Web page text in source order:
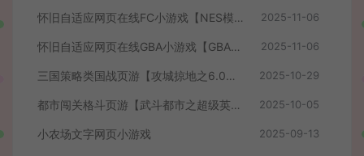
怀旧自适应网页在线FC小游戏【NES模拟器】最新整理WIN系服务端+Linux手工服务端+管理后台+支持手柄+存档 2025-11-06
怀旧自适应网页在线GBA小游戏【GBA模拟器】最新整理WIN系服务端+Linux手工服务端+管理后台+支持手柄+存档 2025-11-06
三国策略类国战页游【攻城掠地之6.0东吴大帝版】最新整理WIN系服务端+管理后台+详细外网教程 2025-10-29
都市闯关格斗页游【武斗都市之超级英雄】最新整理Win系服务端+货币修改教程+详细外网搭建教程 2025-10-05
小农场文字网页小游戏 2025-09-13